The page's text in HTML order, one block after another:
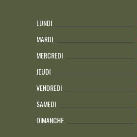
LUNDI
MARDI
MERCREDI
JEUDI
VENDREDI
SAMEDI
DIMANCHE